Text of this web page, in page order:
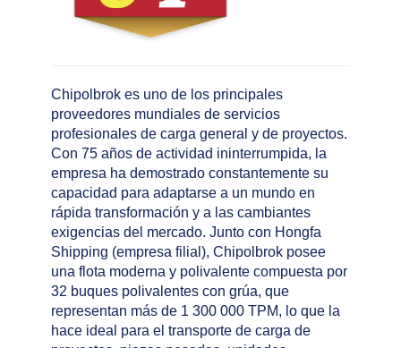
Chipolbrok es uno de los principales
proveedores mundiales de servicios
profesionales de carga general y de proyectos.
Con 75 años de actividad ininterrumpida, la
empresa ha demostrado constantemente su
capacidad para adaptarse a un mundo en
rápida transformación y a las cambiantes
exigencias del mercado. Junto con Hongfa
Shipping (empresa filial), Chipolbrok posee
una flota moderna y polivalente compuesta por
32 buques polivalentes con grúa, que
representan más de 1 300 000 TPM, lo que la
hace ideal para el transporte de carga de